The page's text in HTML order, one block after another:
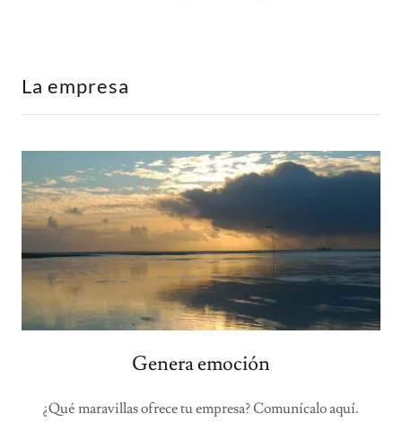
La empresa
Genera emoción
¿Qué maravillas ofrece tu empresa? Comunícalo aquí.